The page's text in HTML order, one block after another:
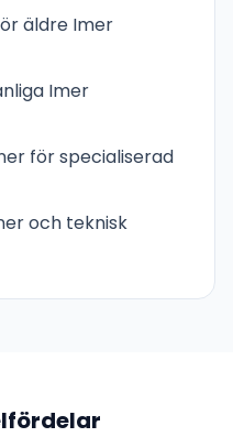
äldre Imer
Imer
för specialiserad
och teknisk